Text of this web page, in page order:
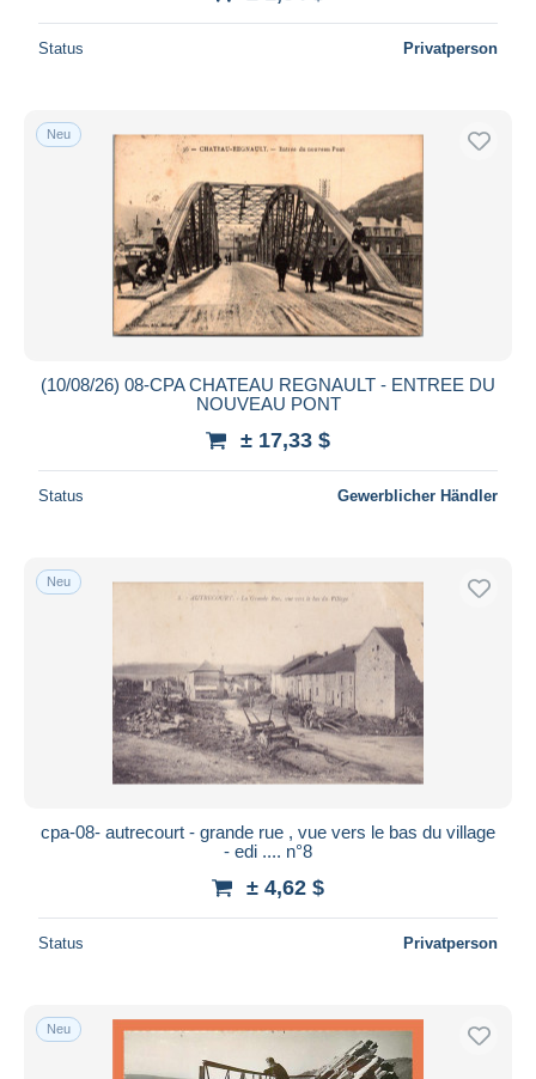
Status Privatperson
Neu
(10/08/26) 08-CPA CHATEAU REGNAULT - ENTREE DU
NOUVEAU PONT
± 17,33 $
Status Gewerblicher Händler
Neu
cpa-08- autrecourt - grande rue , vue vers le bas du village
- edi .... n°8
± 4,62 $
Status Privatperson
Neu